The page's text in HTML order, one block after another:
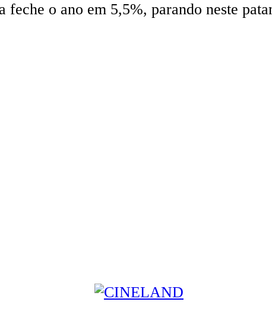
feche o ano em 5,5%, parando neste